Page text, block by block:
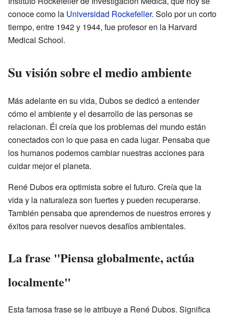
conoce como la Universidad Rockefeller. Solo por un corto
tiempo, entre 1942 y 1944, fue profesor en la Harvard
Medical School.
Su visión sobre el medio ambiente
Más adelante en su vida, Dubos se dedicó a entender
cómo el ambiente y el desarrollo de las personas se
relacionan. Él creía que los problemas del mundo están
conectados con lo que pasa en cada lugar. Pensaba que
los humanos podemos cambiar nuestras acciones para
cuidar mejor el planeta.
René Dubos era optimista sobre el futuro. Creía que la
vida y la naturaleza son fuertes y pueden recuperarse.
También pensaba que aprendemos de nuestros errores y
éxitos para resolver nuevos desafíos ambientales.
La frase "Piensa globalmente, actúa
localmente"
Esta famosa frase se le atribuye a René Dubos. Significa